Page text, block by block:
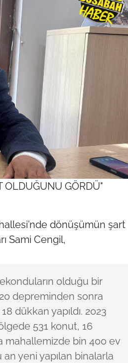
GÖRDÜ"
dönüşümün şart
Sami Cengil,
olduğu bir
depreminden sonra
dükkan yapıldı. 2023
531 konut, 16
mahallemizde bin 400 ev
an yeni yapılan binalarla